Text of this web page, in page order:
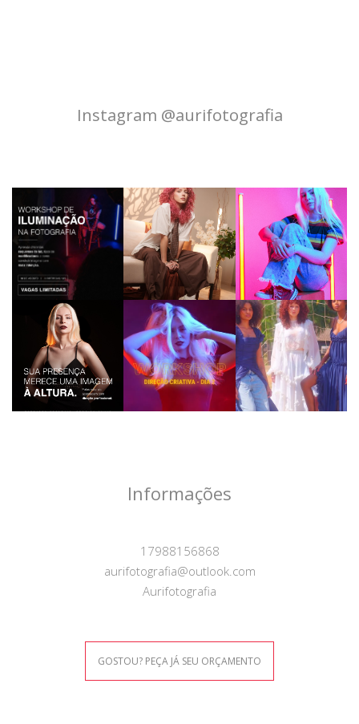
Instagram @aurifotografia
Informações
17988156868
aurifotografia@outlook.com
Aurifotografia
GOSTOU? PEÇA JÁ SEU ORÇAMENTO